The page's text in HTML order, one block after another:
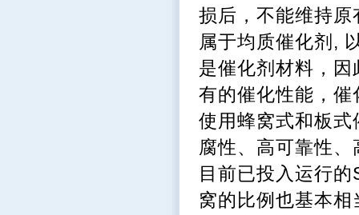
损后，不能维持
属于均质催化剂,
是催化剂材料，
有的催化性能，
使用蜂窝式和板
腐性、高可靠性
目前已投入运行
窝的比例也基本相